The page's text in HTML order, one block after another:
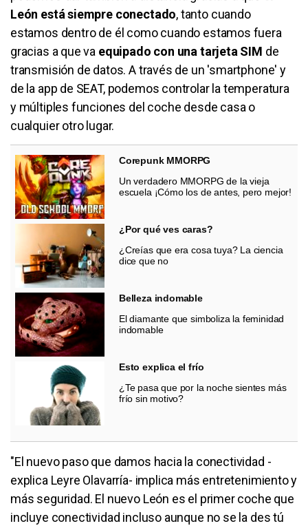
León está siempre conectado, tanto cuando
estamos dentro de él como cuando estamos fuera
gracias a que va equipado con una tarjeta SIM de
transmisión de datos. A través de un 'smartphone' y
de la app de SEAT, podemos controlar la temperatura
y múltiples funciones del coche desde casa o
cualquier otro lugar.
Corepunk MMORPG
Un verdadero MMORPG de la vieja
escuela ¡Cómo los de antes, pero mejor!
¿Por qué ves caras?
¿Creías que era cosa tuya? La ciencia
dice que no
Belleza indomable
El diamante que simboliza la feminidad
indomable
Esto explica el frío
¿Te pasa que por la noche sientes más
frío sin motivo?
"El nuevo paso que damos hacia la conectividad -
explica Leyre Olavarría- implica más entretenimiento y
más seguridad. El nuevo León es el primer coche que
incluye conectividad incluso aunque no se la des tú